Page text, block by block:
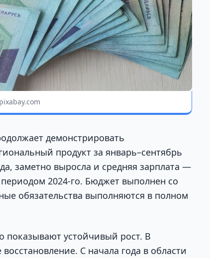
демонстрировать
продукт за январь–сентябрь
заметно выросла и средняя зарплата —
2024-го. Бюджет выполнен со
обязательства выполняются в полном
показывают устойчивый рост. В
С начала года в области